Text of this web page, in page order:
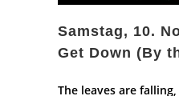
Samstag, 10.
Get Down (By
The leaves are